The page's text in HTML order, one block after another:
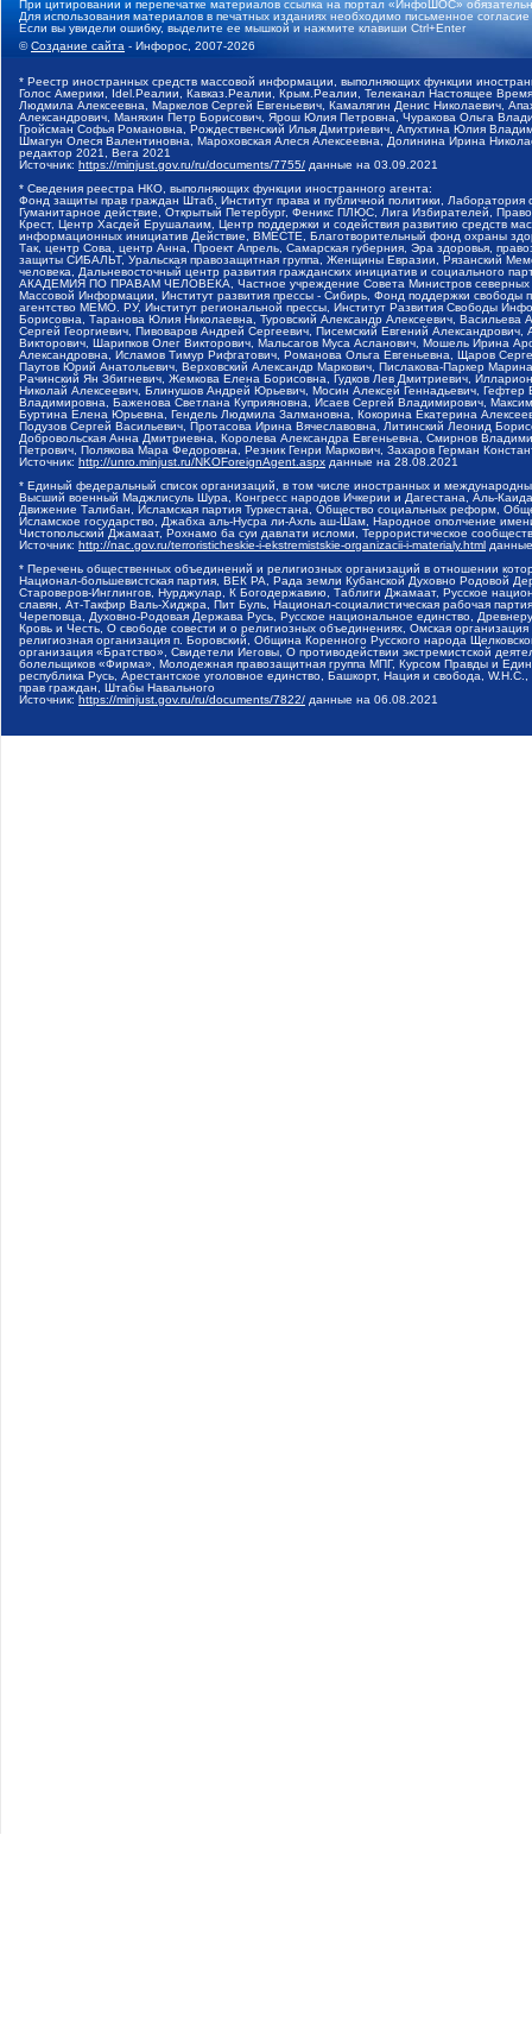
При цитировании и перепечатке материалов ссылка на портал «ИнфоШОС»
Для использования материалов в печатных изданиях необходимо письменное
Если вы увидели ошибку, выделите ее мышкой и нажмите клавиши Ctrl+Enter
©Создание сайта - Инфорос, 2007-2026
* Реестр иностранных средств массовой информации, выполняющих функции
Голос Америки, Idel.Реалии, Кавказ.Реалии, Крым.Реалии, Телеканал Настоящее
Людмила Алексеевна, Маркелов Сергей Евгеньевич, Камалягин Денис Николаевич,
Александрович, Маняхин Петр Борисович, Ярош Юлия Петровна, Чуракова Ольга
Гройсман Софья Романовна, Рождественский Илья Дмитриевич, Апухтина Юлия
Шмагун Олеся Валентиновна, Мароховская Алеся Алексеевна, Долинина Ирина
редактор 2021, Вега 2021
Источник: https://minjust.gov.ru/ru/documents/7755/ данные на 03.09.2021
* Сведения реестра НКО, выполняющих функции иностранного агента:
Фонд защиты прав граждан Штаб, Институт права и публичной политики,
Гуманитарное действие, Открытый Петербург, Феникс ПЛЮС, Лига Избирателей,
Крест, Центр Хасдей Ерушалаим, Центр поддержки и содействия развитию средств
информационных инициатив Действие, ВМЕСТЕ, Благотворительный фонд охраны
Так, центр Сова, центр Анна, Проект Апрель, Самарская губерния, Эра здоровья,
защиты СИБАЛЬТ, Уральская правозащитная группа, Женщины Евразии, Рязанский
человека, Дальневосточный центр развития гражданских инициатив и социального
АКАДЕМИЯ ПО ПРАВАМ ЧЕЛОВЕКА, Частное учреждение Совета Министров северных
Массовой Информации, Институт развития прессы - Сибирь, Фонд поддержки
агентство МЕМО. РУ, Институт региональной прессы, Институт Развития Свободы
Борисовна, Таранова Юлия Николаевна, Туровский Александр Алексеевич,
Сергей Георгиевич, Пивоваров Андрей Сергеевич, Писемский Евгений
Викторович, Шарипков Олег Викторович, Мальсагов Муса Асланович, Мошель Ирина
Александровна, Исламов Тимур Рифгатович, Романова Ольга Евгеньевна, Щаров
Паутов Юрий Анатольевич, Верховский Александр Маркович, Пислакова-Паркер
Рачинский Ян Збигневич, Жемкова Елена Борисовна, Гудков Лев Дмитриевич,
Николай Алексеевич, Блинушов Андрей Юрьевич, Мосин Алексей Геннадьевич,
Владимировна, Баженова Светлана Куприяновна, Исаев Сергей Владимирович,
Буртина Елена Юрьевна, Гендель Людмила Залмановна, Кокорина Екатерина
Подузов Сергей Васильевич, Протасова Ирина Вячеславовна, Литинский Леонид
Добровольская Анна Дмитриевна, Королева Александра Евгеньевна, Смирнов
Петрович, Полякова Мара Федоровна, Резник Генри Маркович, Захаров Герман
Источник: http://unro.minjust.ru/NKOForeignAgent.aspx данные на 28.08.2021
* Единый федеральный список организаций, в том числе иностранных и
Высший военный Маджлисуль Шура, Конгресс народов Ичкерии и Дагестана, Аль-
Движение Талибан, Исламская партия Туркестана, Общество социальных реформ,
Исламское государство, Джабха аль-Нусра ли-Ахль аш-Шам, Народное ополчение
Чистопольский Джамаат, Рохнамо ба суи давлати исломи, Террористическое
Источник: http://nac.gov.ru/terroristicheskie-i-ekstremistskie-organizacii-i-materialy.html
* Перечень общественных объединений и религиозных организаций в отношении
Национал-большевистская партия, ВЕК РА, Рада земли Кубанской Духовно Родовой
Староверов-Инглингов, Нурджулар, К Богодержавию, Таблиги Джамаат, Русское
славян, Ат-Такфир Валь-Хиджра, Пит Буль, Национал-социалистическая рабочая
Череповца, Духовно-Родовая Держава Русь, Русское национальное единство,
Кровь и Честь, О свободе совести и о религиозных объединениях, Омская
религиозная организация п. Боровский, Община Коренного Русского народа
организация «Братство», Свидетели Иеговы, О противодействии экстремистской
болельщиков «Фирма», Молодежная правозащитная группа МПГ, Курсом Правды и
республика Русь, Арестантское уголовное единство, Башкорт, Нация и свобода,
прав граждан, Штабы Навального
Источник: https://minjust.gov.ru/ru/documents/7822/ данные на 06.08.2021